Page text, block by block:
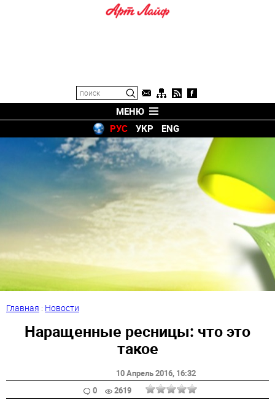
МЕНЮ
РУС
УКР ENG
Главная : Новости
Наращенные ресницы: что это
такое
10 Апрель 2016, 16:32
0
2619